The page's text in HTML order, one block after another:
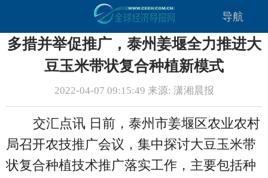
导航
多措并举促推广，泰州姜堰全力推进大
豆玉米带状复合种植新模式
2022-04-07 09:15:49 来源: 潇湘晨报
交汇点讯 日前，泰州市姜堰区农业农村
局召开农技推广会议，集中探讨大豆玉米带
状复合种植技术推广落实工作，主要包括种